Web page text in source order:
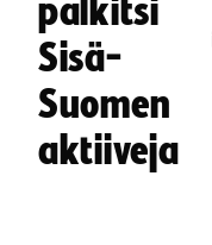
palkitsi
Sisä-
Suomen
aktiiveja